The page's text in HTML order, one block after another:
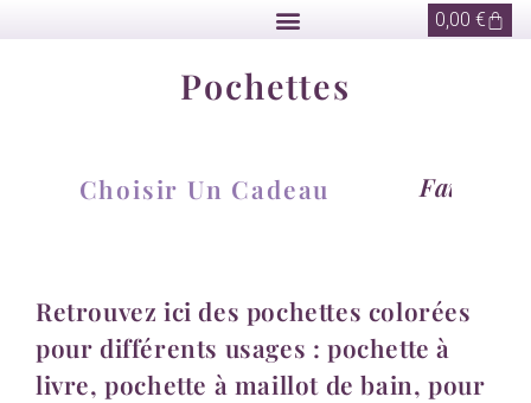
0,00 €
Pochettes
Choisir Un Cadeau Fai
Retrouvez ici des pochettes colorées
pour différents usages : pochette à
livre, pochette à maillot de bain, pour